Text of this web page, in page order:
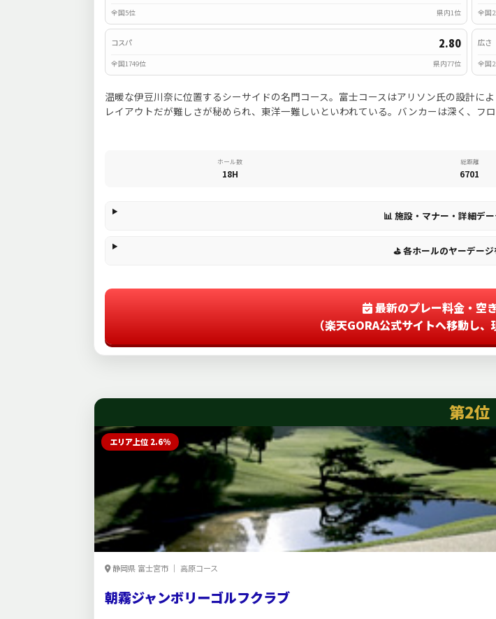
全国5位 県内1位 全国
コスパ 2.80
全国1749位 県内77位
広さ
全国
温暖な伊豆川奈に位置するシーサイドの名門コース。富士コースはアリソン氏の設計
レイアウトだが難しさが秘められ、東洋一難しいといわれている。バンカーは深く、フ
ホール数
18H
総距離
6701
📊 施設・マナー・詳細デ
⛳ 各ホールのヤーデー
最新のプレー料金・空
（楽天GORA公式サイトへ移動し
第2位
エリア上位 2.6%
静岡県 富士宮市 ｜ 高原コース
朝霧ジャンボリーゴルフクラブ